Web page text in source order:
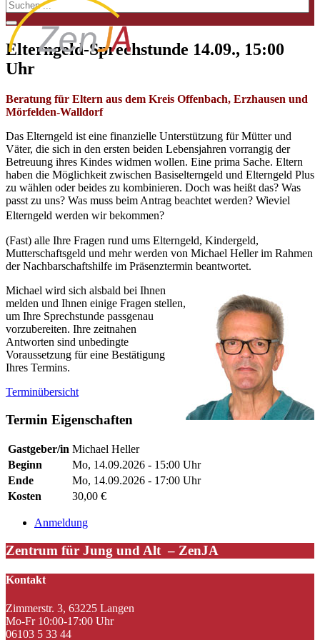
Elterngeld-Sprechstunde 14.09., 15:00
Uhr
Beratung für Eltern aus dem Kreis Offenbach, Erzhausen und
Mörfelden-Walldorf
Das Elterngeld ist eine finanzielle Unterstützung für Mütter und
Väter, die sich in den ersten beiden Lebensjahren vorrangig der
Betreuung ihres Kindes widmen wollen. Eine prima Sache. Eltern
haben die Möglichkeit zwischen Basiselterngeld und Elterngeld Plus
zu wählen oder beides zu kombinieren. Doch was heißt das? Was
passt zu uns? Was muss beim Antrag beachtet werden? Wieviel
Elterngeld werden wir bekommen?
(Fast) alle Ihre Fragen rund ums Elterngeld, Kindergeld,
Mutterschaftsgeld und mehr werden von Michael Heller im Rahmen
der Nachbarschaftshilfe im Präsenztermin beantwortet.
Michael wird sich alsbald bei Ihnen
melden und Ihnen einige Fragen stellen,
um Ihre Sprechstunde passgenau
vorzubereiten. Ihre zeitnahen
Antworten sind unbedingte
Voraussetzung für eine Bestätigung
Ihres Termins.
Terminübersicht
Termin Eigenschaften
Gastgeber/in Michael Heller
Beginn
Mo, 14.09.2026 - 15:00 Uhr
Ende
Mo, 14.09.2026 - 17:00 Uhr
Kosten
30,00 €
Anmeldung
Zentrum für Jung und Alt – ZenJA
Kontakt
Zimmerstr. 3, 63225 Langen
Mo-Fr 10:00-17:00 Uhr
06103 5 33 44